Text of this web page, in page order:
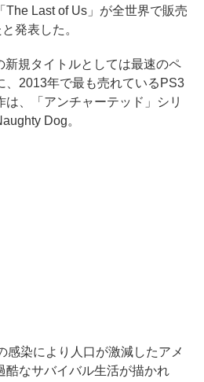
The Last of Us」が全世界で販売
発表した。
規タイトルとしては最速のペ
、2013年で最も売れているPS3
は、「アンチャーテッド」シリ
Dog。
染により人口が激減したアメ
酷なサバイバル生活が描かれ